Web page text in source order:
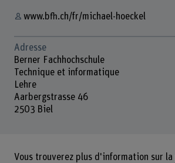
www.bfh.ch/fr/michael-hoeckel
Adresse
Berner Fachhochschule
Technique et informatique
Lehre
Aarbergstrasse 46
2503 Biel
Vous trouverez plus d'information sur la